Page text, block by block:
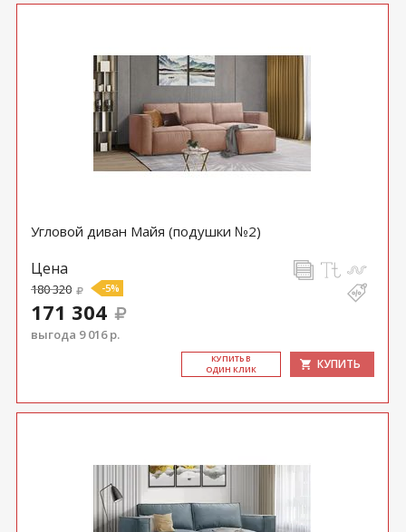
Угловой диван Майя (подушки №2)
Цена
180 320 -5%
171 304
выгода 9 016 р.
КУ­ПИТЬ В
ОДИН КЛИК
КУПИТЬ